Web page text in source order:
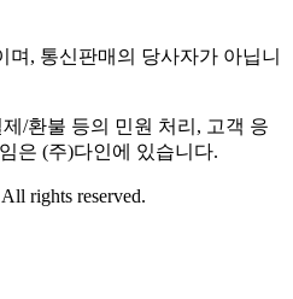
, 통신판매의 당사자가 아닙니
/환불 등의 민원 처리, 고객 응
은 (주)다인에 있습니다.
rights reserved.